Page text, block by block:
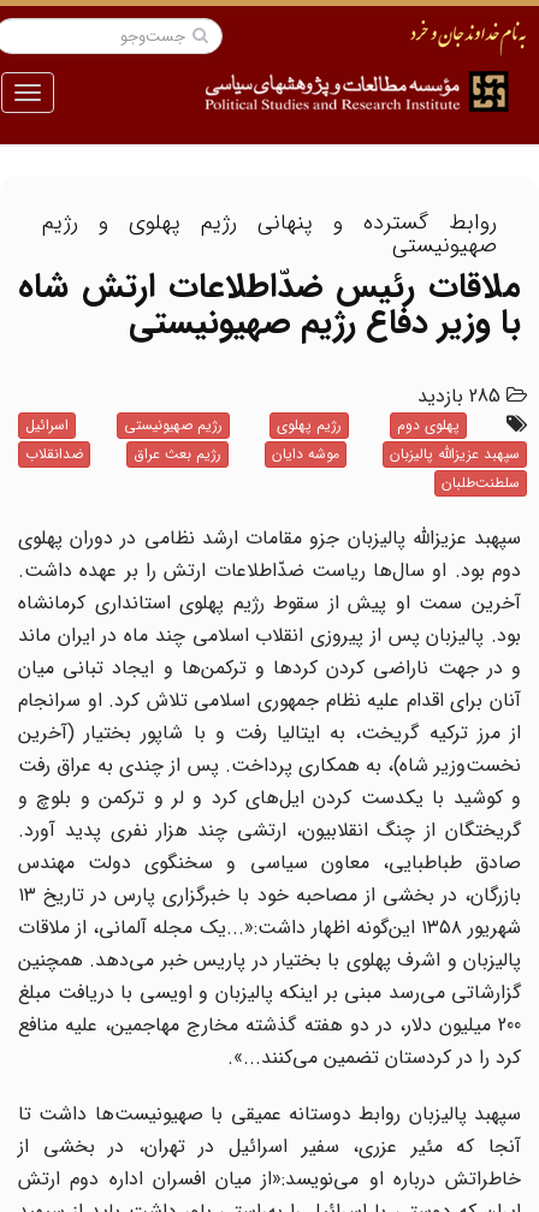
منو
روابط گسترده و پنهانی رژیم پهلوی و رژیم
صهیونیستی
ملاقات رئیس ضدّاطلاعات ارتش شاه
با وزیر دفاع رژیم صهیونیستی
285 بازدید
پهلوی دوم رژیم پهلوی رژیم صهیونیستی
اسرائیل
سپهبد عزیزالله پالیزبان
موشه دایان رژیم بعث عراق
ضدانقلاب
سلطنت‌طلبان
سپهبد عزیزالله پالیزبان جزو مقامات ارشد نظامی در دوران پهلوی
دوم بود. او سال‌ها ریاست ضدّاطلاعات ارتش را بر عهده داشت.
آخرین سمت او پیش از سقوط رژیم پهلوی استانداری کرمانشاه
بود. پالیزبان پس از پیروزی انقلاب اسلامی چند ماه در ایران ماند
و در جهت ناراضی کردن کردها و ترکمن‌ها و ایجاد تبانی میان
آنان برای اقدام علیه نظام جمهوری اسلامی تلاش کرد. او سرانجام
از مرز ترکیه گریخت، به ایتالیا رفت و با شاپور بختیار (آخرین
نخست‌وزیر شاه)، به همکاری پرداخت. پس از چندی به عراق رفت
و کوشید با یکدست کردن ایل‌های کرد و لر و ترکمن و بلوچ و
گریختگان از چنگ انقلابیون، ارتشی چند هزار نفری پدید آورد.
صادق طباطبایی، معاون سیاسی و سخنگوی دولت مهندس
بازرگان، در بخشی از مصاحبه خود با خبرگزاری پارس در تاریخ ۱۳
شهریور ۱۳۵۸ این‌گونه اظهار داشت:«...یک مجله آلمانی، از ملاقات
پالیزبان و اشرف پهلوی با بختیار در پاریس خبر می‌دهد. همچنین
گزارشاتی می‌رسد مبنی بر اینکه پالیزبان و اویسی با دریافت مبلغ
200 میلیون دلار، در دو هفته گذشته مخارج مهاجمین، علیه منافع
کرد را در کردستان تضمین می‌کنند...».
سپهبد پالیزبان روابط دوستانه عمیقی با صهیونیست‌ها داشت تا
آنجا که مئیر عزری، سفیر اسرائیل در تهران، در بخشی از
خاطراتش در‌باره او می‌نویسد:«از میان افسران اداره دوم ارتش